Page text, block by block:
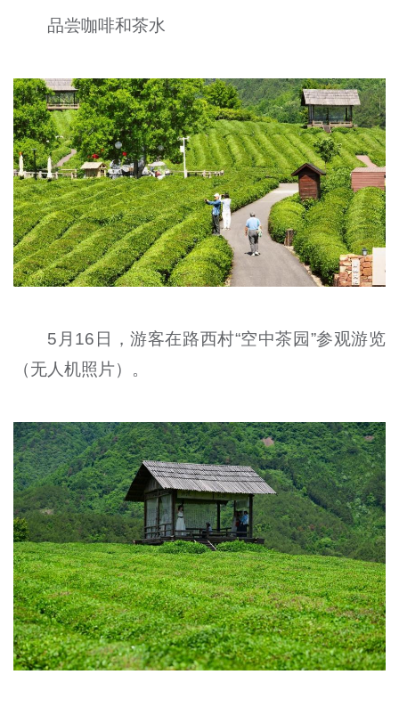
品尝咖啡和茶水
5月16日，游客在路西村“空中茶园”参观游览
（无人机照片）。